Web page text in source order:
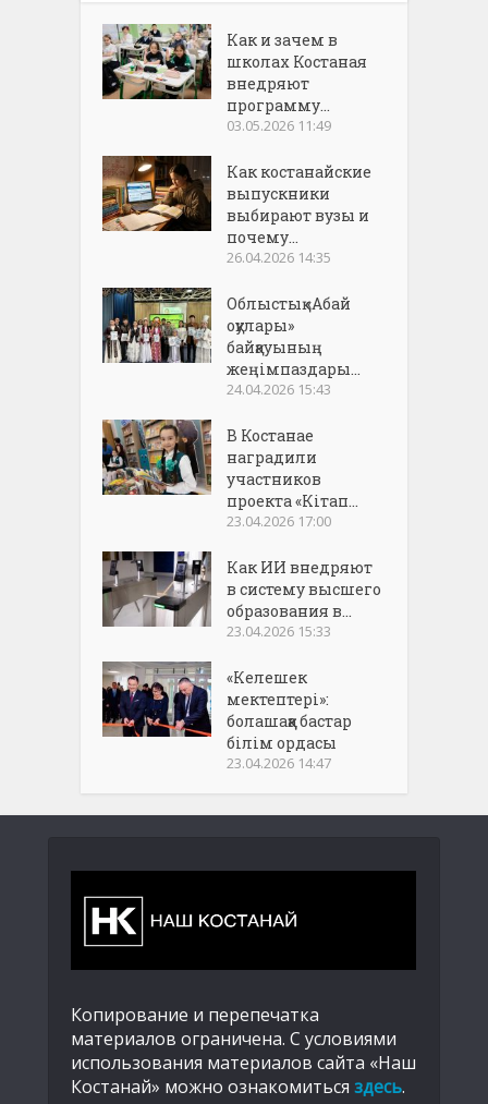
Как и зачем в
школах Костаная
внедряют
программу...
03.05.2026 11:49
Как костанайские
выпускники
выбирают вузы и
почему...
26.04.2026 14:35
Облыстық «Абай
оқулары»
байқауының
жеңімпаздары...
24.04.2026 15:43
В Костанае
наградили
участников
проекта «Кітап...
23.04.2026 17:00
Как ИИ внедряют
в систему высшего
образования в...
23.04.2026 15:33
«Келешек
мектептері»:
болашаққа бастар
білім ордасы
23.04.2026 14:47
Копирование и перепечатка
материалов ограничена. С условиями
использования материалов сайта «Наш
Костанай» можно ознакомиться здесь.